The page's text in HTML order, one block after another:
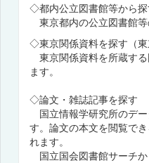
◇都内公立図書館等から探
東京都内の公立図書館等
◇東京関係資料を探す（東
東京関係資料を所蔵す
ます。
◇論文・雑誌記事を探す
国立情報学研究所のデ
す。論文の本文を閲覧で
れます。
国立国会図書館サーチか